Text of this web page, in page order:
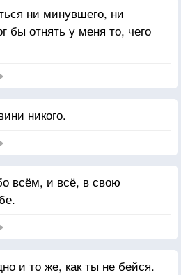
ни минувшего, ни
бы отнять у меня то, чего
никого.
всём, и всё, в свою
и то же, как ты не бейся.